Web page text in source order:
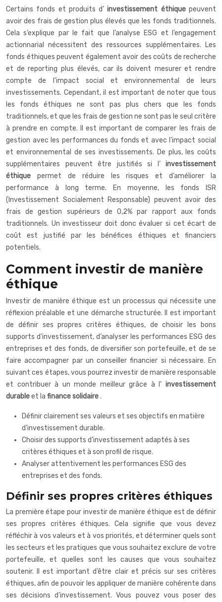
Certains fonds et produits d’investissement éthiquepeuvent
avoir des frais de gestion plus élevés que les fonds traditionnels.
Cela s’explique par le fait que l’analyse ESG et l’engagement
actionnarial nécessitent des ressources supplémentaires. Les
fonds éthiques peuvent également avoir des coûts de recherche
et de reporting plus élevés, car ils doivent mesurer et rendre
compte de l’impact social et environnemental de leurs
investissements. Cependant, il est important de noter que tous
les fonds éthiques ne sont pas plus chers que les fonds
traditionnels, et que les frais de gestion ne sont pas le seul critère
à prendre en compte. Il est important de comparer les frais de
gestion avec les performances du fonds et avec l’impact social
et environnemental de ses investissements. De plus, les coûts
supplémentaires peuvent être justifiés si l’ investissement
éthique permet de réduire les risques et d’améliorer la
performance à long terme. En moyenne, les fonds ISR
(Investissement Socialement Responsable) peuvent avoir des
frais de gestion supérieurs de 0,2% par rapport aux fonds
traditionnels. Un investisseur doit donc évaluer si cet écart de
coût est justifié par les bénéfices éthiques et financiers
potentiels.
Comment investir de manière
éthique
Investir de manière éthique est un processus qui nécessite une
réflexion préalable et une démarche structurée. Il est important
de définir ses propres critères éthiques, de choisir les bons
supports d’investissement, d’analyser les performances ESG des
entreprises et des fonds, de diversifier son portefeuille, et de se
faire accompagner par un conseiller financier si nécessaire. En
suivant ces étapes, vous pourrez investir de manière responsable
et contribuer à un monde meilleur grâce à l’ investissement
durableet la finance solidaire.
Définir clairement ses valeurs et ses objectifs en matière
d’investissement durable.
Choisir des supports d’investissement adaptés à ses
critères éthiques et à son profil de risque.
Analyser attentivement les performances ESG des
entreprises et des fonds.
Définir ses propres critères éthiques
La première étape pour investir de manière éthique est de définir
ses propres critères éthiques. Cela signifie que vous devez
réfléchir à vos valeurs et à vos priorités, et déterminer quels sont
les secteurs et les pratiques que vous souhaitez exclure de votre
portefeuille, et quelles sont les causes que vous souhaitez
soutenir. Il est important d’être clair et précis sur ses critères
éthiques, afin de pouvoir les appliquer de manière cohérente dans
ses décisions d’investissement. Vous pouvez vous poser des